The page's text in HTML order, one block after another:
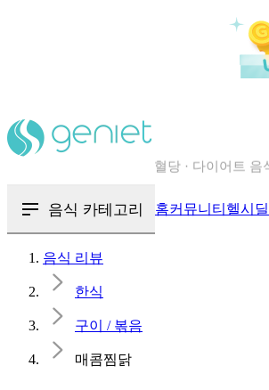
음식 카테고리 홈커뮤니티 헬시딜
음식 리뷰
한식
구이 / 볶음
매콤찜닭